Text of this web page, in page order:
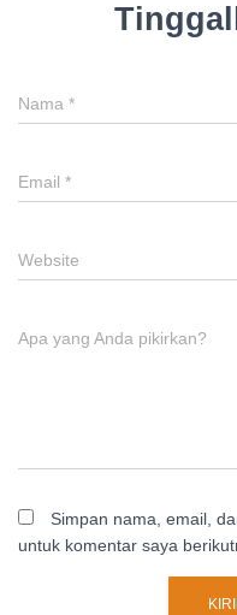
Nama *
Email *
Website
Apa yang Anda pikirkan?
Simpan nama, email,
untuk komentar saya